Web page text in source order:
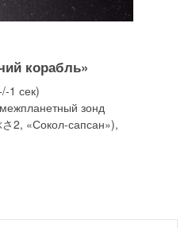
корабль»
1 сек)
зонд
2, «Сокол-сапсан»),